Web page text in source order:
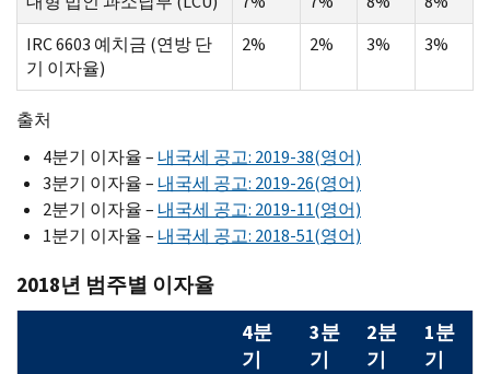
IRC 6603 예치금 (연방 단
기 이자율)
2% 2% 3% 3%
출처
4분기 이자율 – 내국세 공고: 2019-38(영어)
3분기 이자율 – 내국세 공고: 2019-26(영어)
2분기 이자율 – 내국세 공고: 2019-11(영어)
1분기 이자율 – 내국세 공고: 2018-51(영어)
2018년 범주별 이자율
4분
기
3분
기
2분
기
1분
기